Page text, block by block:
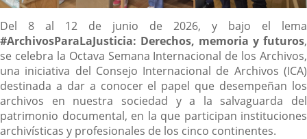
Descripción
Del 8 al 12 de junio de 2026, y bajo el lema
#ArchivosParaLaJusticia: Derechos, memoria y futuros,
se celebra la Octava Semana Internacional de los Archivos,
una iniciativa del Consejo Internacional de Archivos (ICA)
destinada a dar a conocer el papel que desempeñan los
archivos en nuestra sociedad y a la salvaguarda del
patrimonio documental, en la que participan instituciones
archivísticas y profesionales de los cinco continentes.